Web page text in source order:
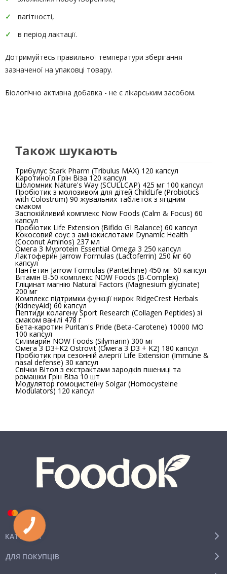
вагітності,
в період лактації.
Дотримуйтесь правильної температури зберігання
зазначеної на упаковці товару.
Біологічно активна добавка - не є лікарським засобом.
Також шукають
Трибулус Stark Pharm (Tribulus MAX) 120 капсул
Каротиноїл Грін Віза 120 капсул
Шоломник Nature's Way (SCULLCAP) 425 мг 100 капсул
Пробіотик з молозивом для дітей ChildLife (Probiotics
with Colostrum) 90 жувальних таблеток з ягідним
смаком
Заспокійливий комплекс Now Foods (Calm & Focus) 60
капсул
Пробіотик Life Extension (Bifido GI Balance) 60 капсул
Кокосовий соус з амінокислотами Dynamic Health
(Coconut Aminos) 237 мл
Омега 3 Myprotein Essential Omega 3 250 капсул
Лактоферин Jarrow Formulas (Lactoferrin) 250 мг 60
капсул
Пантетин Jarrow Formulas (Pantethine) 450 мг 60 капсул
Вітамін В-50 комплекс NOW Foods (B-Complex)
Гліцинат магнію Natural Factors (Magnesium glycinate)
200 мг
Комплекс підтримки функції нирок RidgeCrest Herbals
(KidneyAid) 60 капсул
Пептиди колагену Sport Research (Collagen Peptides) зі
смаком ванілі 478 г
Бета-каротин Puritan's Pride (Beta-Carotene) 10000 MО
100 капсул
Силімарин NOW Foods (Silymarin) 300 мг
Омега 3 D3+K2 Ostrovit (Омега 3 D3 + K2) 180 капсул
Пробіотик при сезонній алергії Life Extension (Immune &
nasal defense) 30 капсул
Свічки Вітол з екстрактами зародків пшениці та
ромашки Грін Віза 10 шт
Модулятор гомоцистеїну Solgar (Homocysteine
Modulators) 120 капсул
КАТЕГОРІЇ
ДЛЯ ПОКУПЦІВ